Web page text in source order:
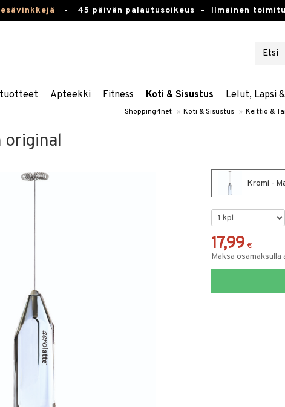
- 45 päivän palautusoikeus - Ilmainen
Apteekki Fitness Koti & Sisustus Lelut, Lapsi
Shopping4net » Koti & Sisustus » Keittiö &
original
Kromi -
17,99 €
Maksa